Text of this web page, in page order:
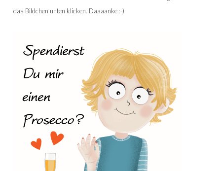
das Bildchen unten klicken. Daaaanke :-)